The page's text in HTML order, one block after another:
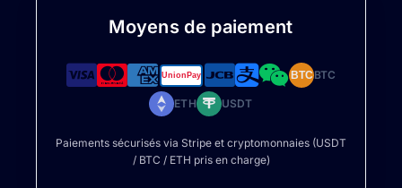
Moyens de paiement
BTCBTC
ETH USDT
Paiements sécurisés via Stripe et cryptomonnaies (USDT
/ BTC / ETH pris en charge)